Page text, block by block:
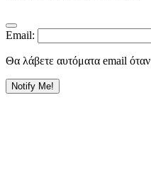
Email:
Θα λάβετε αυτόματα email
Notify Me!